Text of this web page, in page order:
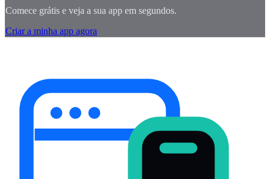
Comece grátis e veja a sua app em segundos.
Criar a minha app agora